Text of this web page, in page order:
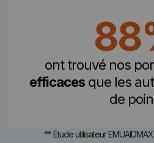
ont trouvé nos
efficacesque les
de
** Étude utilisateur